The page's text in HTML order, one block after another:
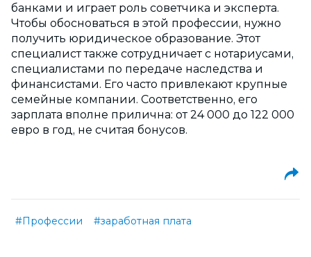
банками и играет роль советчика и эксперта.
Чтобы обосноваться в этой профессии, нужно
получить юридическое образование. Этот
специалист также сотрудничает с нотариусами,
специалистами по передаче наследства и
финансистами. Его часто привлекают крупные
семейные компании. Соответственно, его
зарплата вполне прилична: от 24 000 до 122 000
евро в год, не считая бонусов.
#Профессии #заработная плата